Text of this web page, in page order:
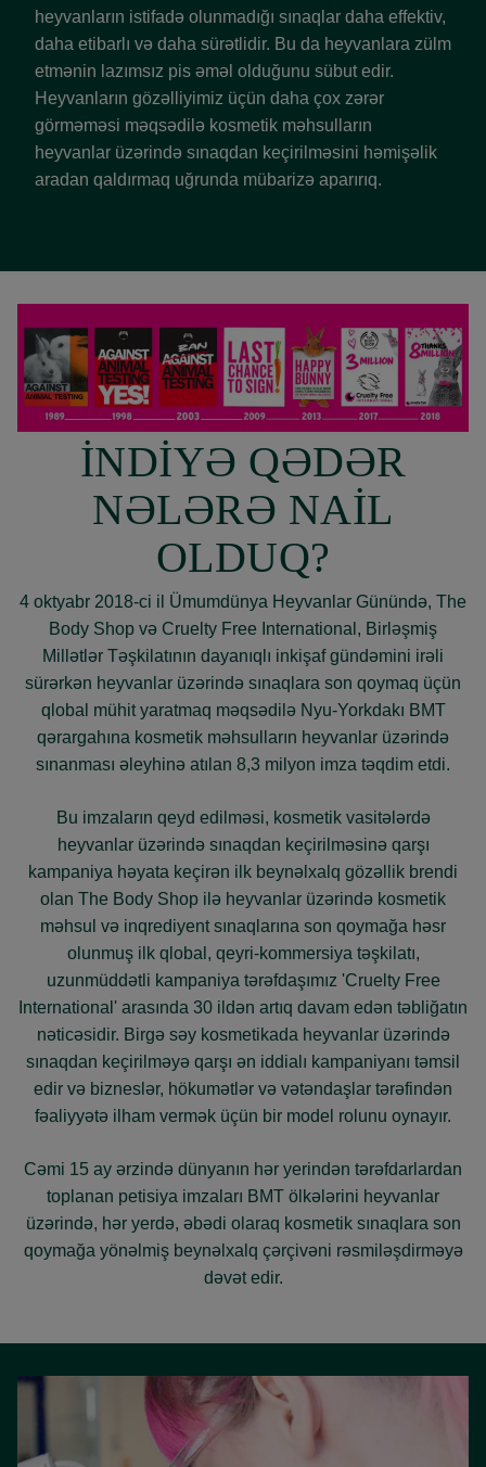
heyvanların istifadə olunmadığı sınaqlar daha effektiv,
daha etibarlı və daha sürətlidir. Bu da heyvanlara zülm
etmənin lazımsız pis əməl olduğunu sübut edir.
Heyvanların gözəlliyimiz üçün daha çox zərər
görməməsi məqsədilə kosmetik məhsulların
heyvanlar üzərində sınaqdan keçirilməsini həmişəlik
aradan qaldırmaq uğrunda mübarizə aparırıq.
İNDİYƏ QƏDƏR
NƏLƏRƏ NAİL
OLDUQ?
4 oktyabr 2018-ci il Ümumdünya Heyvanlar Günündə, The
Body Shop və Cruelty Free International, Birləşmiş
Millətlər Təşkilatının dayanıqlı inkişaf gündəmini irəli
sürərkən heyvanlar üzərində sınaqlara son qoymaq üçün
qlobal mühit yaratmaq məqsədilə Nyu-Yorkdakı BMT
qərargahına kosmetik məhsulların heyvanlar üzərində
sınanması əleyhinə atılan 8,3 milyon imza təqdim etdi.
Bu imzaların qeyd edilməsi, kosmetik vasitələrdə
heyvanlar üzərində sınaqdan keçirilməsinə qarşı
kampaniya həyata keçirən ilk beynəlxalq gözəllik brendi
olan The Body Shop ilə heyvanlar üzərində kosmetik
məhsul və inqrediyent sınaqlarına son qoymağa həsr
olunmuş ilk qlobal, qeyri-kommersiya təşkilatı,
uzunmüddətli kampaniya tərəfdaşımız 'Cruelty Free
International' arasında 30 ildən artıq davam edən təbliğatın
nəticəsidir. Birgə səy kosmetikada heyvanlar üzərində
sınaqdan keçirilməyə qarşı ən iddialı kampaniyanı təmsil
edir və bizneslər, hökumətlər və vətəndaşlar tərəfindən
fəaliyyətə ilham vermək üçün bir model rolunu oynayır.
Cəmi 15 ay ərzində dünyanın hər yerindən tərəfdarlardan
toplanan petisiya imzaları BMT ölkələrini heyvanlar
üzərində, hər yerdə, əbədi olaraq kosmetik sınaqlara son
qoymağa yönəlmiş beynəlxalq çərçivəni rəsmiləşdirməyə
dəvət edir.